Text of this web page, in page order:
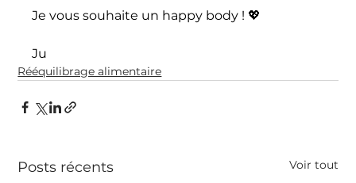
Je vous souhaite un happy body ! 💖
Ju
Rééquilibrage alimentaire
Posts récents Voir tout